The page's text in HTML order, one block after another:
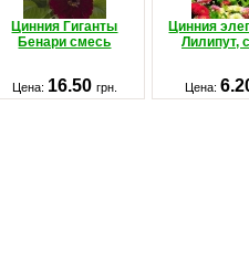
Цинния Гиганты
Бенари смесь
Цинния
Лилипут,
Цена: 16.50 грн. Цена: